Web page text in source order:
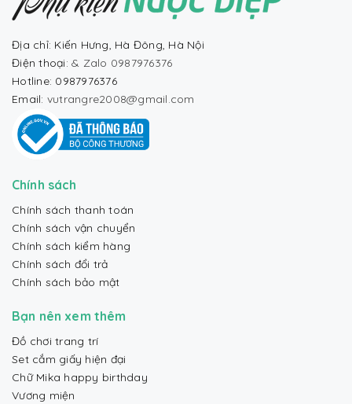
Địa chỉ: Kiến Hưng, Hà Đông, Hà Nội
Điện thoại: & Zalo 0987976376
Hotline: 0987976376
Email: vutrangre2008@gmail.com
Chính sách
Chính sách thanh toán
Chính sách vận chuyển
Chính sách kiểm hàng
Chính sách đổi trả
Chính sách bảo mật
Bạn nên xem thêm
Đồ chơi trang trí
Set cắm giấy hiện đại
Chữ Mika happy birthday
Vương miện